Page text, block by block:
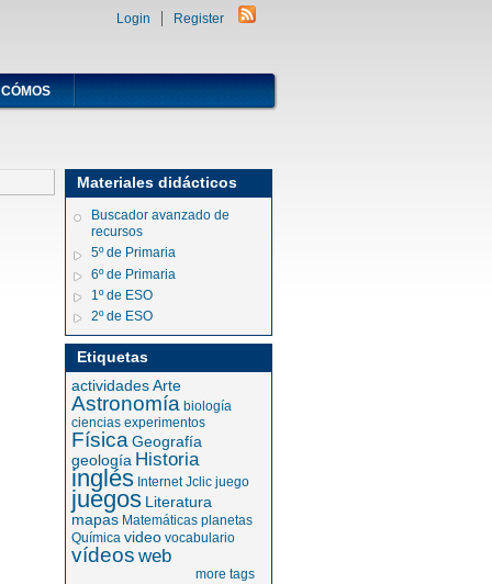
Login Register
CÓMOS
Materiales didácticos
Buscador avanzado de
recursos
5º de Primaria
6º de Primaria
1º de ESO
2º de ESO
Etiquetas
actividadesArte
Astronomía biología
ciencias experimentos
Física Geografía
geología Historia
inglés Internet Jclic juego
juegos Literatura
mapas Matemáticas planetas
Química video vocabulario
vídeos web
more tags